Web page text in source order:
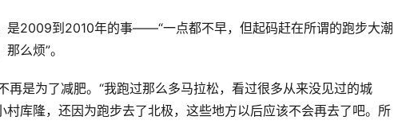
是2009到2010年的事——“一点都不早，但起码赶在所谓的跑步大潮
么烦”。
是为了减肥。“我跑过那么多马拉松，看过很多从来没见过的城
库隆，还因为跑步去了北极，这些地方以后应该不会再去了吧。所